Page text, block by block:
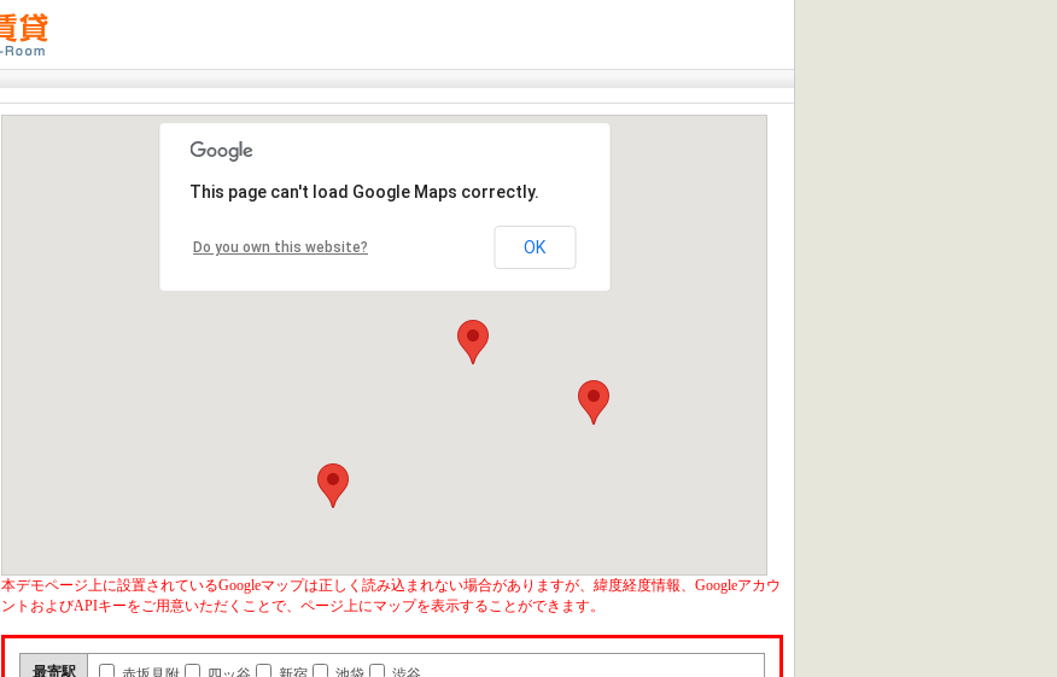
This page can't load Google Maps correctly.
Do you own this website? OK
本デモページ上に設置されているGoogleマップは正しく読み込まれない場合がありますが、緯度経度情報、Googleアカウ
ントおよびAPIキーをご用意いただくことで、ページ上にマップを表示することができます。
最寄駅